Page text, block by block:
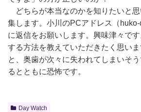
どちらが本当なのかを知りたいと
集します。小川のPCアドレス（huko-
に返信をお願いします。興味津々で
する方法を教えていただきたく思い
と、奥歯が次々に失われてしまいそ
るとともに恐怖です。
Day Watch